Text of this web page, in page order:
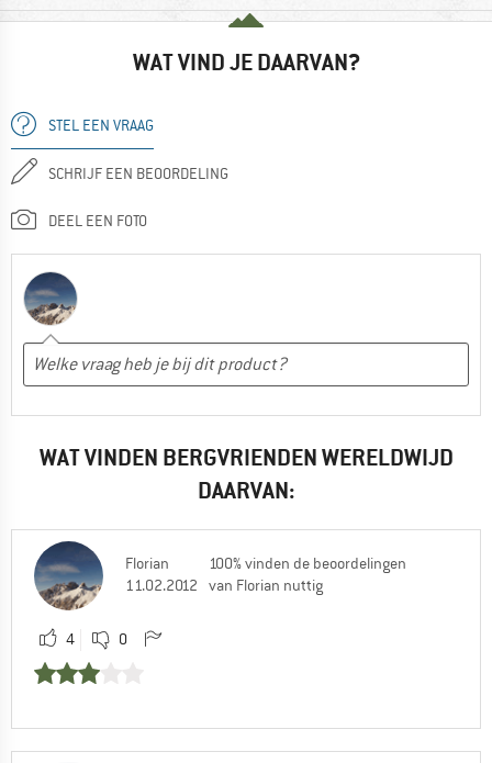
WAT VIND JE DAARVAN?
STEL EEN VRAAG
SCHRIJF EEN BEOORDELING
DEEL EEN FOTO
WAT VINDEN BERGVRIENDEN WERELDWIJD
DAARVAN:
Florian
11.02.2012
100% vinden de beoordelingen
van Florian nuttig
4 0